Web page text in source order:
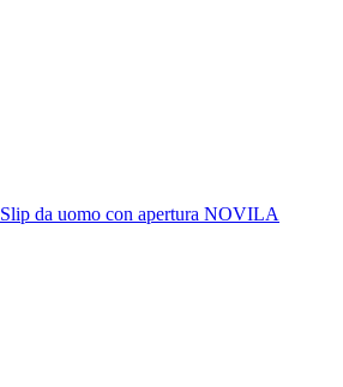
Slip da uomo con apertura NOVILA